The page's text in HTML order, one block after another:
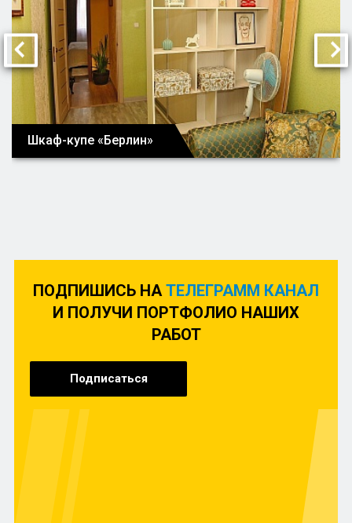
Шкаф-купе «Берлин»
ПОДПИШИСЬ НА ТЕЛЕГРАММ КАНАЛ
И ПОЛУЧИ ПОРТФОЛИО НАШИХ
РАБОТ
Подписаться